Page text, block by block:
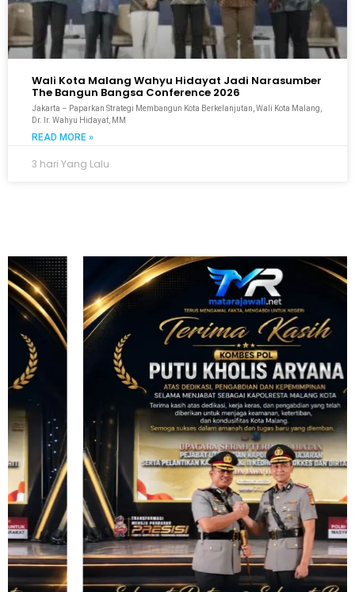
Wali Kota Malang Wahyu Hidayat Jadi Narasumber
The Bangun Bangsa Conference 2026
Jakarta – Paparkan Strategi Membangun Kota Berkelanjutan, Wali Kota Malang,
Dr. Ir. Wahyu Hidayat, MM
READ MORE »
3 hari Yang Lalu